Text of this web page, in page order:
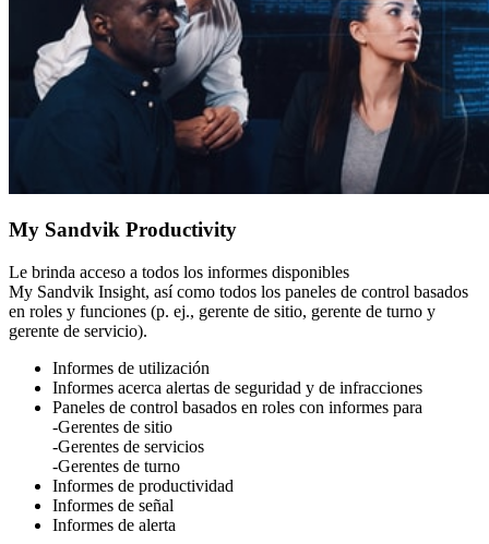
My Sandvik Productivity
Le brinda acceso a todos los informes disponibles
My Sandvik Insight, así como todos los paneles de control basados
en roles y funciones (p. ej., gerente de sitio, gerente de turno y
gerente de servicio).
Informes de utilización
Informes acerca alertas de seguridad y de infracciones
Paneles de control basados en roles con informes para
-Gerentes de sitio
-Gerentes de servicios
-Gerentes de turno
Informes de productividad
Informes de señal
Informes de alerta